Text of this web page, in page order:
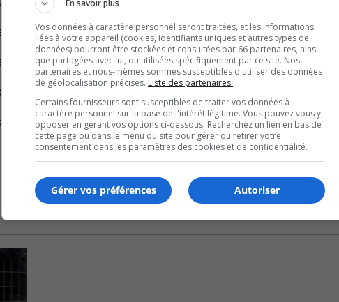
Boucher 323.
un total de 289 tests positifs.
se classe quatorzième sur 18 régions en province.
Îles-de-la Madeleine avec un taux de 925,2 cas par 100 000
En savoir plus
Vos données à caractère personnel seront traitées, et les informations
liées à votre appareil (cookies, identifiants uniques et autres types de
données) pourront être stockées et consultées par 66 partenaires, ainsi
que partagées avec lui, ou utilisées spécifiquement par ce site. Nos
partenaires et nous-mêmes sommes susceptibles d'utiliser des données
de géolocalisation précises. Liste des partenaires.
Certains fournisseurs sont susceptibles de traiter vos données à
caractère personnel sur la base de l'intérêt légitime. Vous pouvez vous y
opposer en gérant vos options ci-dessous. Recherchez un lien en bas de
cette page ou dans le menu du site pour gérer ou retirer votre
consentement dans les paramètres des cookies et de confidentialité.
Autoriser
Gérer vos préférences